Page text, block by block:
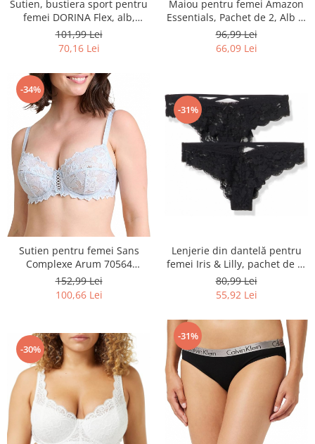
Sutien, bustiera sport pentru
femei DORINA Flex, alb,
Marimea 95C - OUTLET
101,99 Lei
70,16 Lei
Maiou pentru femei Amazon
Essentials, Pachet de 2, Alb si
Negru, Marimea XS - OUTLET
96,99 Lei
66,09 Lei
-34%
Sutien pentru femei Sans
Complexe Arum 70564
Classic, Marimea 85F -
OUTLET
152,99 Lei
100,66 Lei
-31%
Lenjerie din dantelă pentru
femei Iris & Lilly, pachet de 2,
Marimea 38 - OUTLET
80,99 Lei
55,92 Lei
-30%
-31%